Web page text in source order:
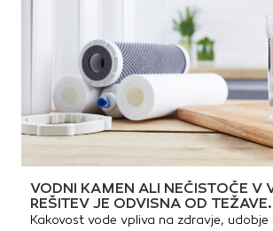
VODNI KAMEN ALI NEČISTOČE V
REŠITEV JE ODVISNA OD TEŽAVE.
Kakovost vode vpliva na zdravje, udobje